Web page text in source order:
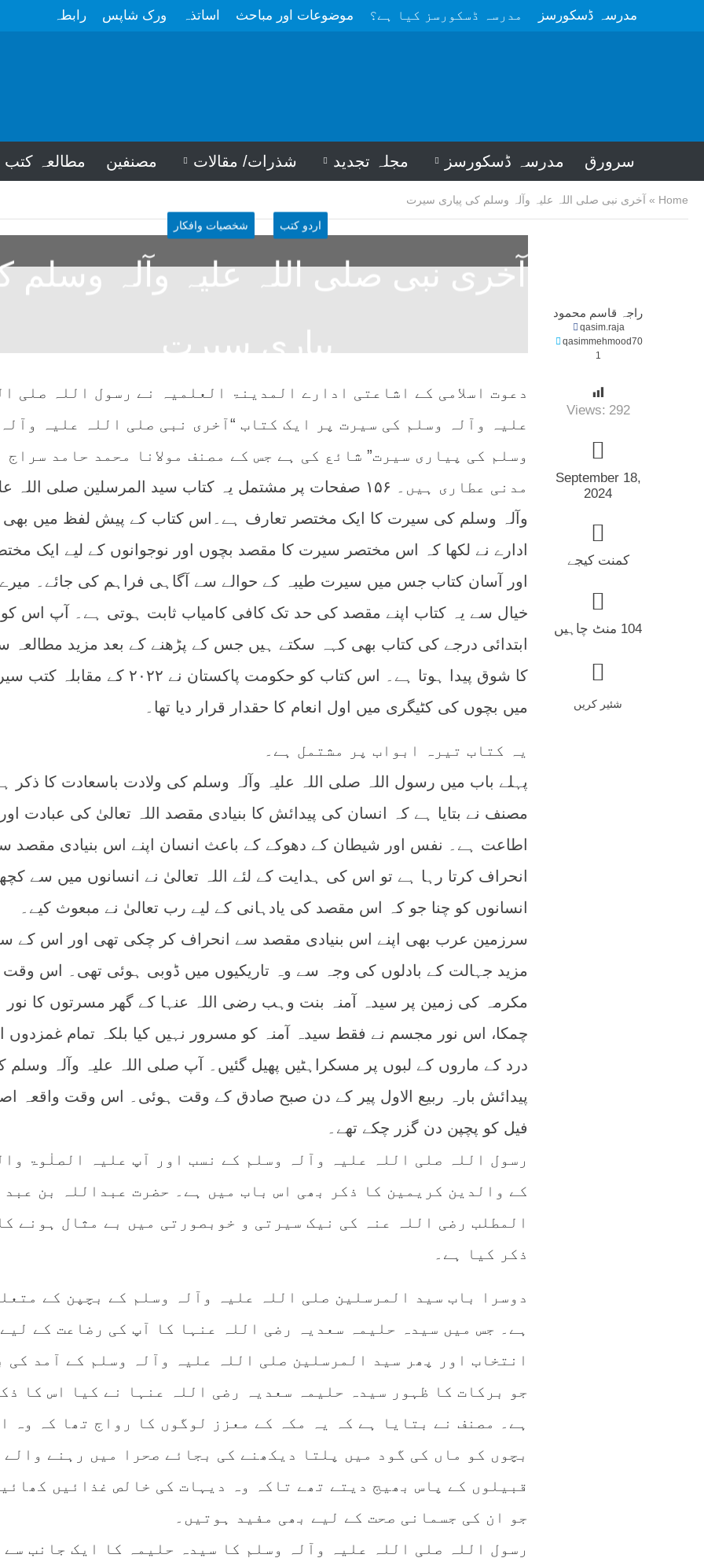
مدرسہ ڈسکورسز مدرسہ ڈسکورسز کیا ہے؟ موضوعات اور مباحث اساتذہ ورک شاپس رابطہ
سرورق مدرسہ ڈسکورسز مجلہ تجدید شذرات/ مقالات مصنفین مطالعہ کتب
Home
» آخری نبی صلی اللہ علیہ وآلہ وسلم کی پیاری سیرت
راجہ قاسم محمود
qasim.raja
qasimmehmood70
1
Views: 292
September 18,
2024
کمنت کیجے
104 منٹ چاہیں
شئیر کریں
اردو کتب شخصیات وافکار
آخری نبی صلی اللہ علیہ وآلہ وسلم
پیاری سیرت
دعوت اسلامی کے اشاعتی ادارے المدینۃ العلمیہ نے رسول اللہ صلی
علیہ وآلہ وسلم کی سیرت پر ایک کتاب “آخری نبی صلی اللہ علیہ وآلہ
وسلم کی پیاری سیرت” شائع کی ہے جس کے مصنف مولانا محمد حامد سراج
مدنی عطاری ہیں۔ ۱۵۶ صفحات پر مشتمل یہ کتاب سید المرسلین صلی اللہ
وآلہ وسلم کی سیرت کا ایک مختصر تعارف ہے۔اس کتاب کے پیش لفظ میں بھی
ادارے نے لکھا کہ اس مختصر سیرت کا مقصد بچوں اور نوجوانوں کے لیے ایک
اور آسان کتاب جس میں سیرت طیبہ کے حوالے سے آگاہی فراہم کی جائے۔ میرے
خیال سے یہ کتاب اپنے مقصد کی حد تک کافی کامیاب ثابت ہوتی ہے۔ آپ اس کو
ابتدائی درجے کی کتاب بھی کہہ سکتے ہیں جس کے پڑھنے کے بعد مزید مطالعہ
کا شوق پیدا ہوتا ہے۔ اس کتاب کو حکومت پاکستان نے ۲۰۲۲ کے
میں بچوں کی کٹیگری میں اول انعام کا حقدار قرار دیا تھا۔
یہ کتاب تیرہ ابواب پر مشتمل ہے۔
پہلے باب میں رسول اللہ صلی اللہ علیہ وآلہ وسلم کی ولادت باسعادت کا ذکر
مصنف نے بتایا ہے کہ انسان کی پیدائش کا بنیادی مقصد اللہ تعالیٰ کی عبادت اور
اطاعت ہے۔ نفس اور شیطان کے دھوکے کے باعث انسان اپنے اس بنیادی مقصد
انحراف کرتا رہا ہے تو اس کی ہدایت کے لئے اللہ تعالیٰ نے انسانوں میں سے
انسانوں کو چنا جو کہ اس مقصد کی یادہانی کے لیے رب تعالیٰ نے مبعوث کیے۔
سرزمین عرب بھی اپنے اس بنیادی مقصد سے انحراف کر چکی تھی اور اس کے
مزید جہالت کے بادلوں کی وجہ سے وہ تاریکیوں میں ڈوبی ہوئی تھی۔ اس وقت
مکرمہ کی زمین پر سیدہ آمنہ بنت وہب رضی اللہ عنہا کے گھر مسرتوں کا نور
چمکا، اس نور مجسم نے فقط سیدہ آمنہ کو مسرور نہیں کیا بلکہ تمام غمزدوں
درد کے ماروں کے لبوں پر مسکراہٹیں پھیل گئیں۔ آپ صلی اللہ علیہ وآلہ وسلم
پیدائش بارہ ربیع الاول پیر کے دن صبح صادق کے وقت ہوئی۔ اس وقت واقعہ
فیل کو پچپن دن گزر چکے تھے۔
رسول اللہ صلی اللہ علیہ وآلہ وسلم کے نسب اور آپ علیہ الصلٰوۃ
کے والدین کریمین کا ذکر بھی اس باب میں ہے۔ حضرت عبداللہ بن عبد
المطلب رضی اللہ عنہ کی نیک سیرتی و خوبصورتی میں بے مثال ہونے کا
ذکر کیا ہے۔
دوسرا باب سید المرسلین صلی اللہ علیہ وآلہ وسلم کے بچپن کے
ہے۔ جس میں سیدہ حلیمہ سعدیہ رضی اللہ عنہا کا آپ کی رضاعت کے لیے
انتخاب اور پھر سید المرسلین صلی اللہ علیہ وآلہ وسلم کے آمد کی
جو برکات کا ظہور سیدہ حلیمہ سعدیہ رضی اللہ عنہا نے کیا اس کا
ہے۔ مصنف نے بتایا ہے کہ یہ مکہ کے معزز لوگوں کا رواج تھا کہ وہ
بچوں کو ماں کی گود میں پلتا دیکھنے کی بجائے صحرا میں رہنے والے
قبیلوں کے پاس بھیج دیتے تھے تاکہ وہ دیہات کی خالص غذائیں
جو ان کی جسمانی صحت کے لیے بھی مفید ہوتیں۔
رسول اللہ صلی اللہ علیہ وآلہ وسلم کا سیدہ حلیمہ کا ایک جانب سے